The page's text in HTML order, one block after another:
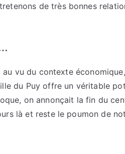
de très bonnes
au vu du contexte
du Puy offre un véritable
on annonçait la fin du
là et reste le poumon de